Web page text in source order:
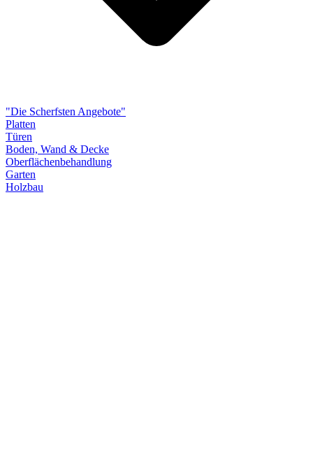
"Die Scherfsten Angebote"
Platten
Türen
Boden, Wand & Decke
Oberflächenbehandlung
Garten
Holzbau